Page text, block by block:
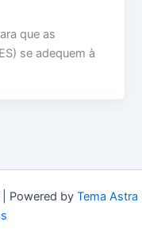
que as
se adequem à
Powered by Tema Astra